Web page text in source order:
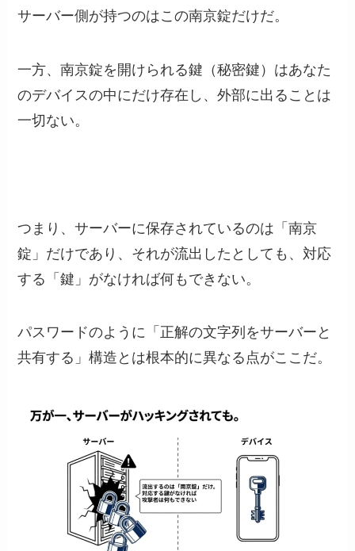
サーバー側が持つのはこの南京錠だけだ。
一方、南京錠を開けられる鍵（秘密鍵）はあなた
のデバイスの中にだけ存在し、外部に出ることは
一切ない。
つまり、サーバーに保存されているのは「南京
錠」だけであり、それが流出したとしても、対応
する「鍵」がなければ何もできない。
パスワードのように「正解の文字列をサーバーと
共有する」構造とは根本的に異なる点がここだ。